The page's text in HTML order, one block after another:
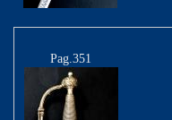
Pag.351